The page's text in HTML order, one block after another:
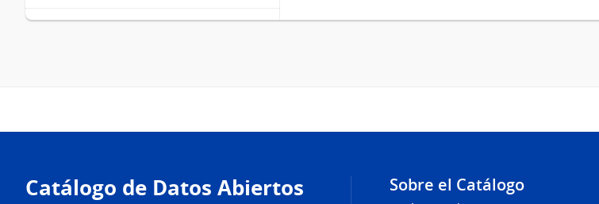
Catálogo de Datos Abiertos Sobre el Catálogo